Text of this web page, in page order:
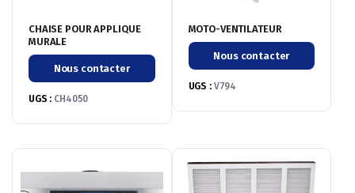
CHAISE POUR APPLIQUE
MURALE
Nous contacter
UGS : CH4050
MOTO-VENTILATEUR
Nous contacter
UGS : V794